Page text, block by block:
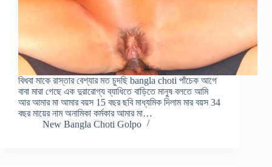
বিধবা মাকে রাস্তার বেশ্যার মত চুদছি bangla choti পাঁচেক আগে
বাবা মারা গেছে এক দুরারোগ্য ব্যাধিতে বাড়িতে মানুষ বলতে আমি
আর আমার মা আমার বয়স 15 বছর ছবি মাধ্যমিক দিলাম মার বয়স 34
বছর মায়ের নাম অনামিকা কর্মকার আমার মা…
New Bangla Choti Golpo